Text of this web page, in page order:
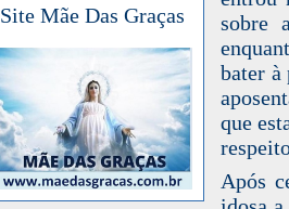
Site Mãe Das Graças
sobre
bater à
que
Após